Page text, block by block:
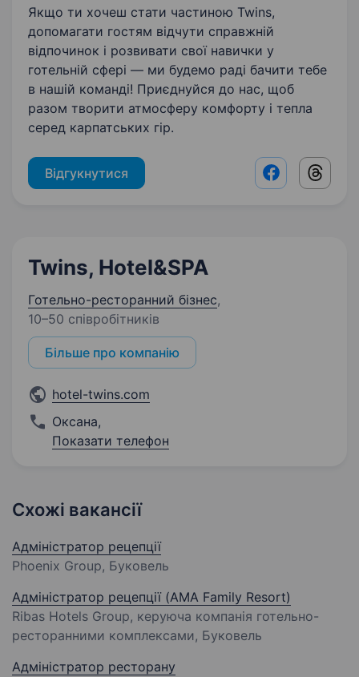
Якщо ти хочеш стати частиною Twins,
допомагати гостям відчути справжній
відпочинок і розвивати свої навички у
готельній сфері — ми будемо раді бачити тебе
в нашій команді! Приєднуйся до нас, щоб
разом творити атмосферу комфорту і тепла
серед карпатських гір.
Відгукнутися Facebook
Twins, Hotel&SPA
Готельно-ресторанний бізнес,
10–50 співробітників
Більше про компанію
hotel-twins.com
Оксана,
Показати телефон
Схожі вакансії
Адміністратор рецепції
Phoenix Group, Буковель
Адміністратор рецепції (AMA Family Resort)
Ribas Hotels Group, керуюча компанія готельно-
ресторанними комплексами, Буковель
Адміністратор ресторану